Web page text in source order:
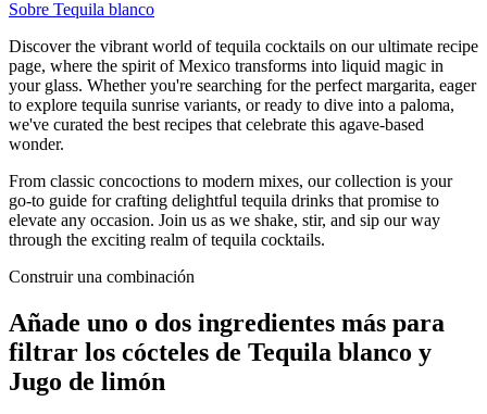
Sobre Tequila blanco
Discover the vibrant world of tequila cocktails on our ultimate recipe
page, where the spirit of Mexico transforms into liquid magic in
your glass. Whether you're searching for the perfect margarita, eager
to explore tequila sunrise variants, or ready to dive into a paloma,
we've curated the best recipes that celebrate this agave-based
wonder.
From classic concoctions to modern mixes, our collection is your
go-to guide for crafting delightful tequila drinks that promise to
elevate any occasion. Join us as we shake, stir, and sip our way
through the exciting realm of tequila cocktails.
Construir una combinación
Añade uno o dos ingredientes más para
filtrar los cócteles de Tequila blanco y
Jugo de limón